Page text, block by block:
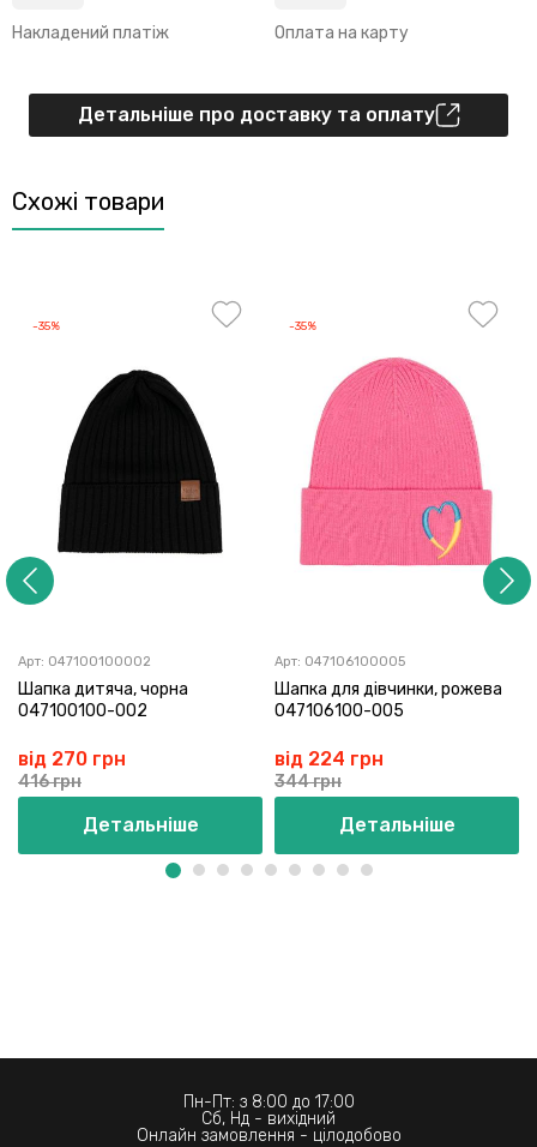
Накладений платіж Оплата на карту
Детальніше про доставку та оплату
Схожі товари
-35%
Арт: 047100100002
Шапка дитяча, чорна
047100100-002
від 270 грн
416 грн
Детальніше
-35%
Арт: 047106100005
Шапка для дівчинки, рожева
047106100-005
від 224 грн
344 грн
Детальніше
Пн-Пт: з 8:00 до 17:00
Сб, Нд - вихідний
Онлайн замовлення - цілодобово